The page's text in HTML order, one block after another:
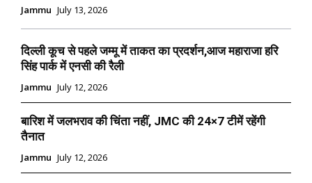
Jammu July 13, 2026
दिल्ली कूच से पहले जम्मू में ताकत का प्रदर्शन,आज महाराजा हरि
सिंह पार्क में एनसी की रैली
Jammu July 12, 2026
बारिश में जलभराव की चिंता नहीं, JMC की 24×7 टीमें रहेंगी
तैनात
Jammu July 12, 2026